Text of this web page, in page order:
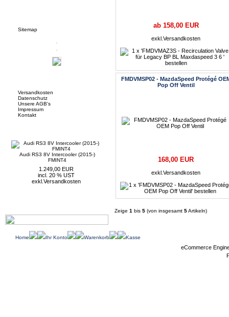
Sitemap
Versandkosten
Datenschutz
Unsere AGB's
Impressum
Kontakt
Audi RS3 8V Intercooler (2015-)
FMINT4
1.249,00 EUR
incl. 20 % UST
exkl. Versandkosten
ab 158,00 EUR
exkl. Versandkosten
FMDVMSP02 - MazdaSpeed Protégé
Pop Off Ventil
168,00 EUR
exkl. Versandkosten
Zeige 1 bis 5 (von insgesamt 5Artikeln)
Home Ihr Konto Warenkorb Kasse
eCommerce